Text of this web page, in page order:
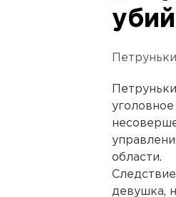
области.
девушка,